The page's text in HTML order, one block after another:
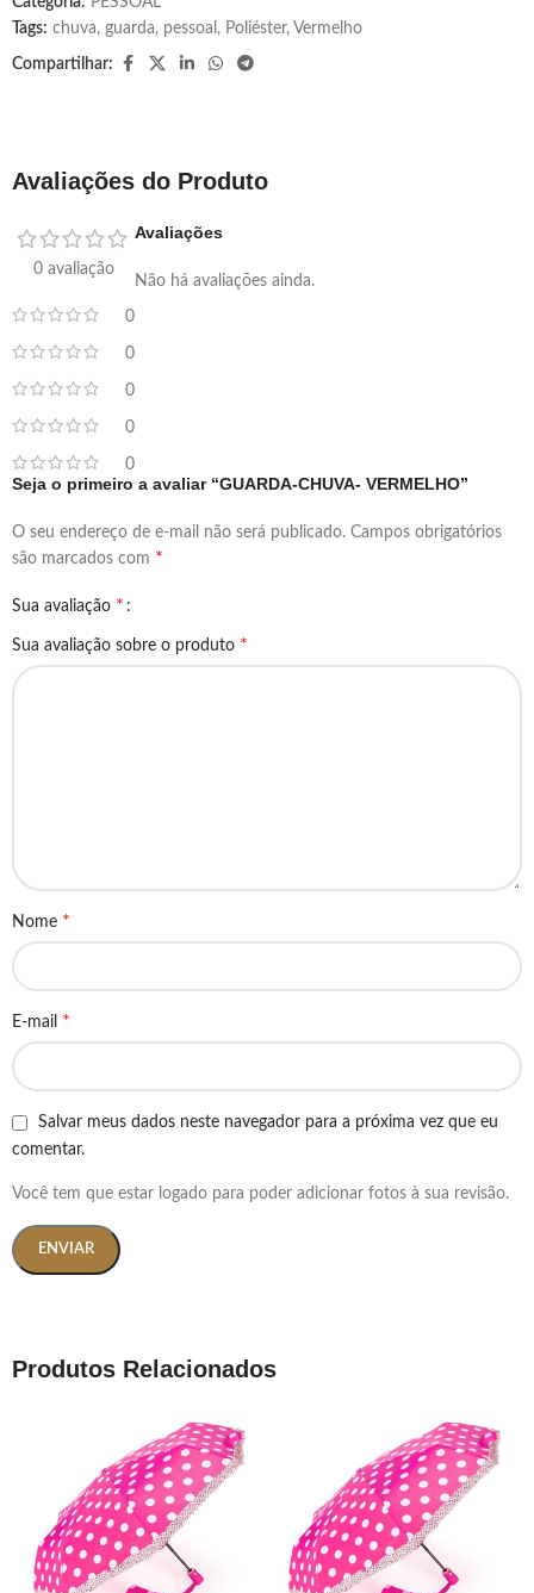
Tags: chuva, guarda, pessoal , Poliéster, Vermelho
Compartilhar:
Avaliações do Produto
0 avaliação
0
0
0
0
0
Avaliações
Não há avaliações ainda.
Seja o primeiro a avaliar “GUARDA-CHUVA- VERMELHO”
O seu endereço de e-mail não será publicado. Campos obrigatórios
são marcados com *
Sua avaliação *
Sua avaliação sobre o produto *
Nome *
E-mail *
Salvar meus dados neste navegador para a próxima vez que eu
comentar.
Você tem que estar logado para poder adicionar fotos à sua revisão.
Produtos Relacionados